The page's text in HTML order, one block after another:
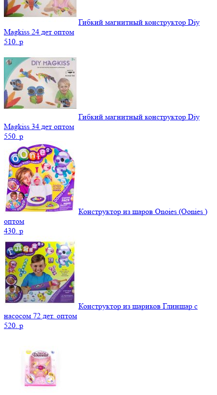
Гибкий магнитный конструктор Diy
Magkiss 24 дет оптом
510. p
Гибкий магнитный конструктор Diy
Magkiss 34 дет оптом
550. p
Конструктор из шаров Onoies (Oonies )
оптом
430. p
Конструктор из шариков Глиншар с
насосом 72 дет. оптом
520. p